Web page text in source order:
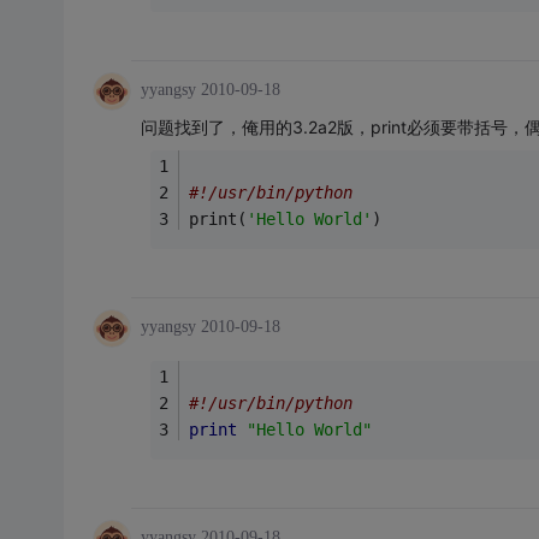
yyangsy 2010-09-18
问题找到了，俺用的3.2a2版，print必须要带括号，
#!/usr/bin/python
print( 'Hello World' )
yyangsy 2010-09-18
#!/usr/bin/python
print
"Hello World"